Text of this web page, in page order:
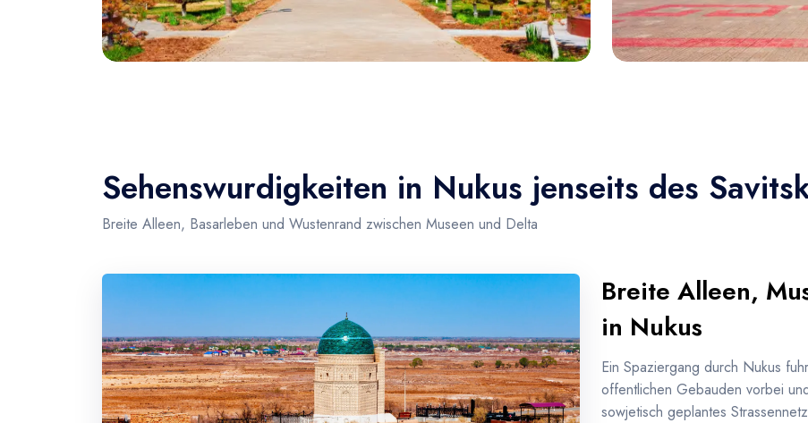
Sehenswurdigkeiten in Nukus jenseits des
Breite Alleen, Basarleben und Wustenrand zwischen Museen und Delta
Breite Alleen,
in Nukus
Ein Spaziergang durch Nukus
offentlichen Gebauden vorbei
sowjetisch geplantes